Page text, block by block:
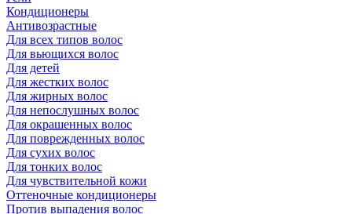
Кондиционеры
Антивозрастные
Для всех типов волос
Для вьющихся волос
Для детей
Для жестких волос
Для жирных волос
Для непослушных волос
Для окрашенных волос
Для поврежденных волос
Для сухих волос
Для тонких волос
Для чувствительной кожи
Оттеночные кондиционеры
Против выпадения волос